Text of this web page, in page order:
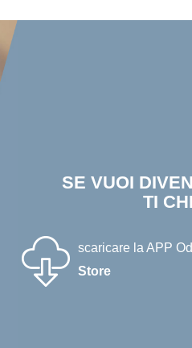
SE VUOI
TI
scaricare la APP
Store